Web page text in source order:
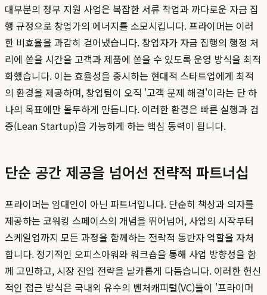
대부분의 정부 지원 사업은 복잡한 서류 작업과 까다로운 자금 집
행 규정으로 창업가의 에너지를 소모시킵니다. 프라이머는 이러
한 비효율을 과감히 걷어냈습니다. 창업자가 자금 집행의 행정 처
리에 쏟을 시간을 고객과 제품에 쏟을 수 있도록 운영 방식을 최적
화했습니다. 이는 효율성을 중시하는 현대적 스타트업에게 최적
의 환경을 제공하며, 창업팀이 오직 '고객 문제 해결'이라는 단 하
나의 목표에만 몰두하게 만듭니다. 이러한 환경은 빠른 실행과 검
증(Lean Startup)을 가능하게 하는 핵심 동력이 됩니다.
단순 공간 제공을 넘어선 전략적 파트너십
프라이머는 임대인이 아닌 파트너입니다. 단순히 책상과 의자를
제공하는 코워킹 스페이스의 개념을 뛰어넘어, 사업의 시작부터
스케일업까지 모든 과정을 함께하는 전략적 동반자 역할을 자처
합니다. 정기적인 오피스아워와 워크숍을 통해 사업 방향성을 함
께 고민하고, 시장 진입 전략을 날카롭게 다듬습니다. 이러한 헌신
적인 접근 방식은 국내외 유수의 벤처캐피털(VC)들이 '프라이머